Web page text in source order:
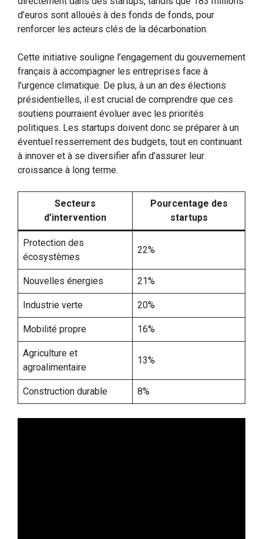
d’euros sont alloués à des fonds de fonds, pour
renforcer les acteurs clés de la décarbonation.
Cette initiative souligne l’engagement du gouvernement
français à accompagner les entreprises face à
l’urgence climatique. De plus, à un an des élections
présidentielles, il est crucial de comprendre que ces
soutiens pourraient évoluer avec les priorités
politiques. Les startups doivent donc se préparer à un
éventuel resserrement des budgets, tout en continuant
à innover et à se diversifier afin d’assurer leur
croissance à long terme.
Secteurs
d’intervention
Pourcentage des
startups
Protection des
écosystèmes
22%
Nouvelles énergies 21%
Industrie verte 20%
Mobilité propre 16%
Agriculture et
agroalimentaire
13%
Construction durable 8%